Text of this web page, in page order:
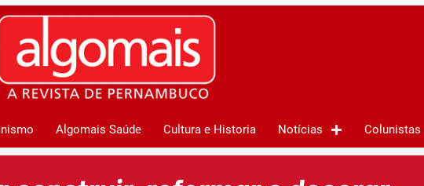
Algomais Saúde Cultura e Historia Notícias Colunistas